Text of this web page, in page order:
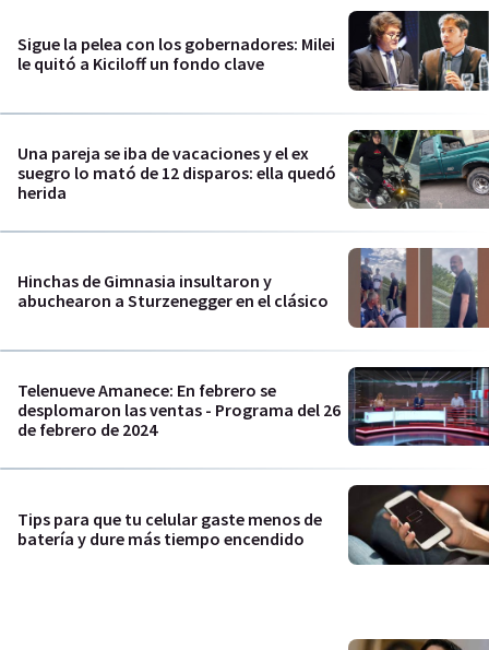
Sigue la pelea con los gobernadores: Milei
le quitó a Kiciloff un fondo clave
Una pareja se iba de vacaciones y el ex
suegro lo mató de 12 disparos: ella quedó
herida
Hinchas de Gimnasia insultaron y
abuchearon a Sturzenegger en el clásico
Telenueve Amanece: En febrero se
desplomaron las ventas - Programa del 26
de febrero de 2024
Tips para que tu celular gaste menos de
batería y dure más tiempo encendido